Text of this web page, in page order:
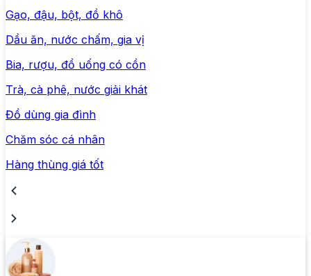
Gạo, đậu, bột, đồ khô
Dầu ăn, nước chấm, gia vị
Bia, rượu, đồ uống có cồn
Trà, cà phê, nước giải khát
Đồ dùng gia đình
Chăm sóc cá nhân
Hàng thùng giá tốt